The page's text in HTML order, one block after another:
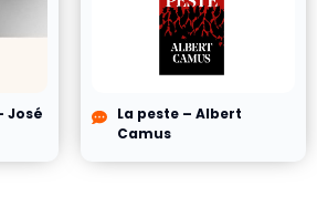
José
La peste – Albert
Camus